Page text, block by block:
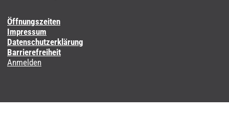
Öffnungszeiten
Impressum
Datenschutzerklärung
Barrierefreiheit
Anmelden